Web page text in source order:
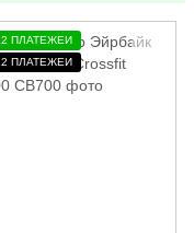
ПЛАТЕЖЕЙ
ПЛАТЕЖЕЙ